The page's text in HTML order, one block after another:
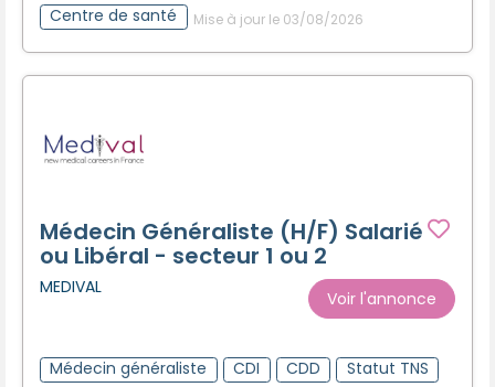
Centre de santé
Mise à jour le 03/08/2026
Médecin Généraliste (H/F) Salarié
ou Libéral - secteur 1 ou 2
MEDIVAL
Voir l'annonce
Médecin généraliste CDI CDD
Statut TNS